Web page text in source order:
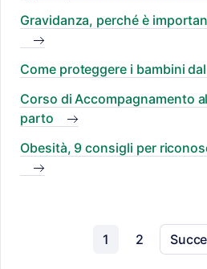
Gravidanza, perché è
Come proteggere i bambini
Corso di Accompagnamento
parto
Obesità, 9 consigli per
1 2